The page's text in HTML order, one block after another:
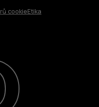
cookieEtika